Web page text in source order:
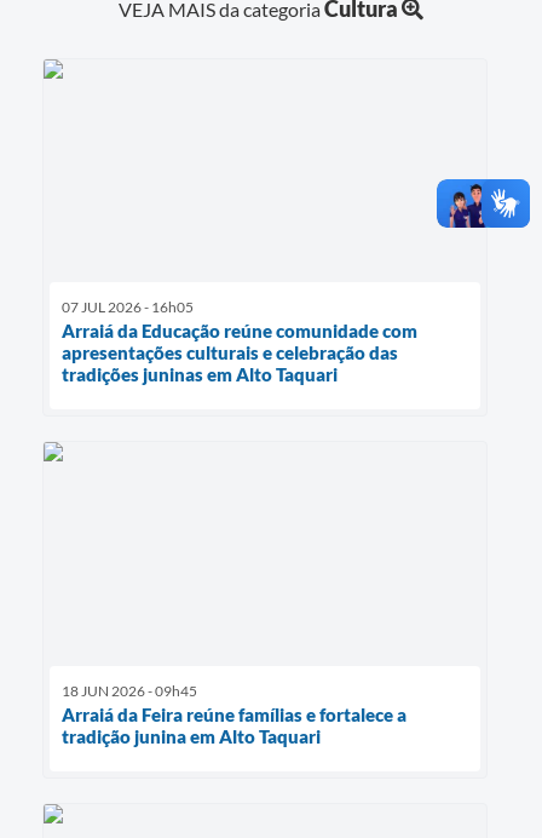
VEJA MAIS da categoriaCultura
07 JUL 2026 - 16h05
Arraiá da Educação reúne comunidade com
apresentações culturais e celebração das
tradições juninas em Alto Taquari
18 JUN 2026 - 09h45
Arraiá da Feira reúne famílias e fortalece a
tradição junina em Alto Taquari